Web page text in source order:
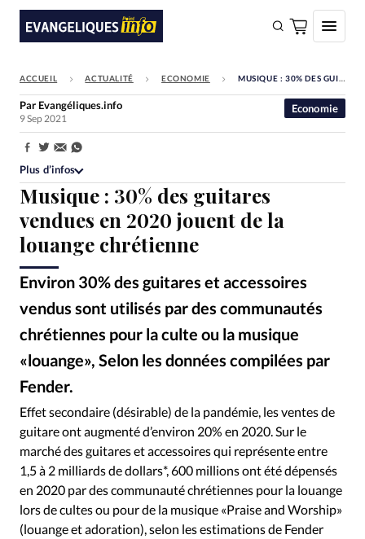
FAIRE UN DON
Faire un don
Eglises
Société
Monde
Bible
Toute l'actualité
Se connecter
Devise:CHF
RUBRIQUES
Toute l'actualité
Eglises
Histoire Laicité
Liberté religieuse
Mission
Monde People Politique
Religions
Société
ACCUEIL ACTUALITÉ ECONOMIE MUSIQUE : 30% DES GUITARES VENDUES EN 2020 JOUENT DE LA LOUANGE CHRÉTIENNE
Musique : 30% des guitares
vendues en 2020 jouent de la
louange chrétienne
Environ 30% des guitares et accessoires
vendus sont utilisés par des communautés
chrétiennes pour la culte ou la musique
«louange», Selon les données compilées par
Fender.
Economie
Par Evangéliques.info
9 Sep 2021
Partager:
Plus d’infos
Effet secondaire (désirable) de la pandémie, les ventes de
guitare ont augmenté d’environ 20% en 2020. Sur le
marché des guitares et accessoires qui représente entre
1,5 à 2 milliards de dollars*, 600 millions ont été dépensés
en 2020 par des communauté chrétiennes pour la louange
lors de cultes ou pour de la musique «Praise and Worship»
(louange et adoration), selon les estimations de Fender